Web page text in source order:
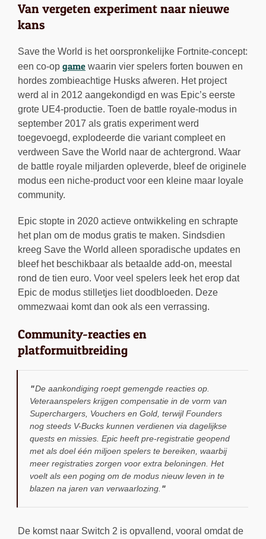
Van vergeten experiment naar nieuwe
kans
Save the World is het oorspronkelijke Fortnite-concept:
een co-op game waarin vier spelers forten bouwen en
hordes zombieachtige Husks afweren. Het project
werd al in 2012 aangekondigd en was Epic’s eerste
grote UE4-productie. Toen de battle royale-modus in
september 2017 als gratis experiment werd
toegevoegd, explodeerde die variant compleet en
verdween Save the World naar de achtergrond. Waar
de battle royale miljarden opleverde, bleef de originele
modus een niche-product voor een kleine maar loyale
community.
Epic stopte in 2020 actieve ontwikkeling en schrapte
het plan om de modus gratis te maken. Sindsdien
kreeg Save the World alleen sporadische updates en
bleef het beschikbaar als betaalde add-on, meestal
rond de tien euro. Voor veel spelers leek het erop dat
Epic de modus stilletjes liet doodbloeden. Deze
ommezwaai komt dan ook als een verrassing.
Community-reacties en
platformuitbreiding
De aankondiging roept gemengde reacties op.
Veteraanspelers krijgen compensatie in de vorm van
Superchargers, Vouchers en Gold, terwijl Founders
nog steeds V-Bucks kunnen verdienen via dagelijkse
quests en missies. Epic heeft pre-registratie geopend
met als doel één miljoen spelers te bereiken, waarbij
meer registraties zorgen voor extra beloningen. Het
voelt als een poging om de modus nieuw leven in te
blazen na jaren van verwaarlozing.
De komst naar Switch 2 is opvallend, vooral omdat de